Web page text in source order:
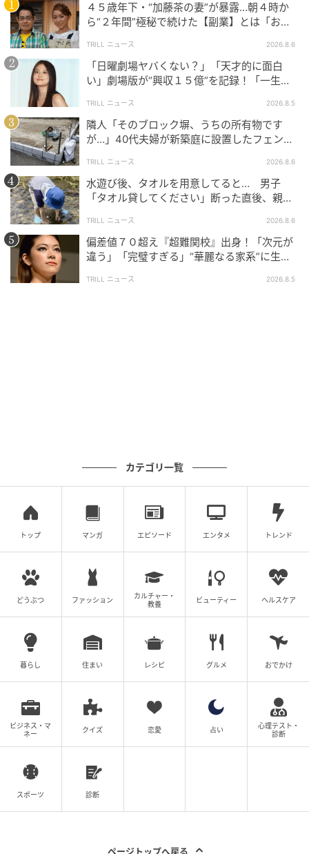
ウーマンエキサイト
ウーマンエキサイト
ウーマンエキサイト
４５歳年下・“加藤茶の妻”が暴露…朝４時か
ら“２年間”極秘で続けた【副業】とは「お金
TRILL ニュース 2026.8.6
「日曜劇場ヤバくない？」「天才的に面白
い」劇場版が“興収１５億”を記録！「一生言
TRILL ニュース 2026.8.5
隣人「そのブロック塀、うちの所有物です
が…」40代夫婦が新築庭に設置したフェン
TRILL ニュース 2026.8.6
水遊び後、タオルを用意してると… 男子
「タオル貸してください」断った直後、親が
TRILL ニュース 2026.8.6
偏差値７０超え『超難関校』出身！「次元が
違う」「完璧すぎる」“華麗なる家系”に生ま
TRILL ニュース 2026.8.5
カテゴリ一覧
トップ マンガ エピソード エンタメ トレンド
どうぶつ ファッション
カルチャー・
教養
ビューティー ヘルスケア
暮らし 住まい レシピ グルメ おでかけ
ビジネス・マ
ネー
クイズ 恋愛 占い
心理テスト・
診断
スポーツ 診断
ページトップへ戻る